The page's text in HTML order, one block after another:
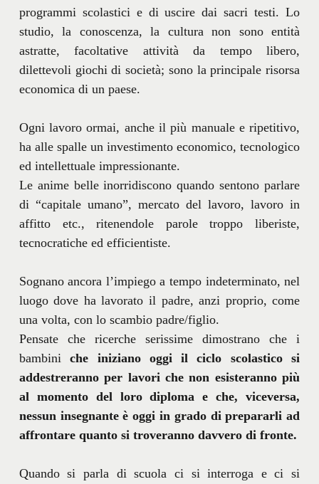
programmi scolastici e di uscire dai sacri testi. Lo
studio, la conoscenza, la cultura non sono entità
astratte, facoltative attività da tempo libero,
dilettevoli giochi di società; sono la principale risorsa
economica di un paese.
Ogni lavoro ormai, anche il più manuale e ripetitivo,
ha alle spalle un investimento economico, tecnologico
ed intellettuale impressionante.
Le anime belle inorridiscono quando sentono parlare
di “capitale umano”, mercato del lavoro, lavoro in
affitto etc., ritenendole parole troppo liberiste,
tecnocratiche ed efficientiste.
Sognano ancora l’impiego a tempo indeterminato, nel
luogo dove ha lavorato il padre, anzi proprio, come
una volta, con lo scambio padre/figlio.
Pensate che ricerche serissime dimostrano che i
bambiniche iniziano oggi il ciclo scolastico si
addestreranno per lavori che non esisteranno più
al momento del loro diploma e che, viceversa,
nessun insegnante è oggi in grado di prepararli ad
affrontare quanto si troveranno davvero di fronte.
Quando si parla di scuola ci si interroga e ci si